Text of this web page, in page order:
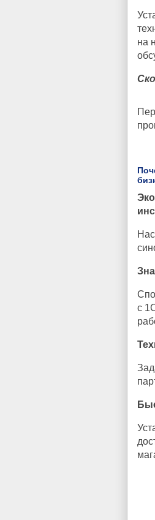
на
с